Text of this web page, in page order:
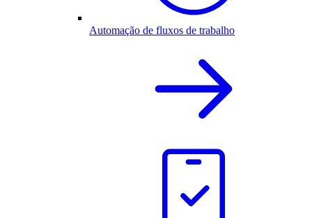
Automação de fluxos de trabalho